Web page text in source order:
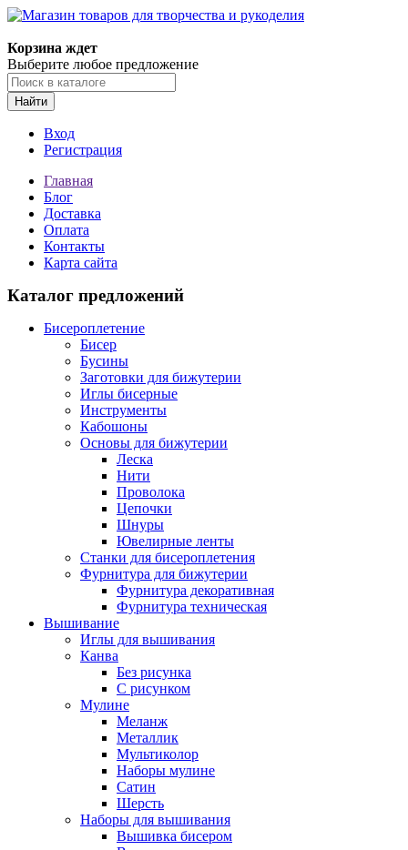
Корзина ждет
Выберите любое предложение
Найти
Вход
Регистрация
Главная
Блог
Доставка
Оплата
Контакты
Карта сайта
Каталог предложений
Бисероплетение
Бисер
Бусины
Заготовки для бижутерии
Иглы бисерные
Инструменты
Кабошоны
Основы для бижутерии
Леска
Нити
Проволока
Цепочки
Шнуры
Ювелирные ленты
Станки для бисероплетения
Фурнитура для бижутерии
Фурнитура декоративная
Фурнитура техническая
Вышивание
Иглы для вышивания
Канва
Без рисунка
С рисунком
Мулине
Меланж
Металлик
Мультиколор
Наборы мулине
Сатин
Шерсть
Наборы для вышивания
Вышивка бисером